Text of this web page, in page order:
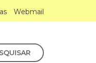
Webmail